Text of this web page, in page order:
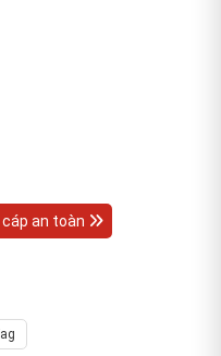
an toàn